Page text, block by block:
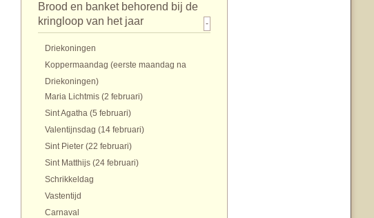
Brood en banket behorend bij de
kringloop van het jaar
-
Driekoningen
Koppermaandag (eerste maandag na
Driekoningen)
Maria Lichtmis (2 februari)
Sint Agatha (5 februari)
Valentijnsdag (14 februari)
Sint Pieter (22 februari)
Sint Matthijs (24 februari)
Schrikkeldag
Vastentijd
Carnaval